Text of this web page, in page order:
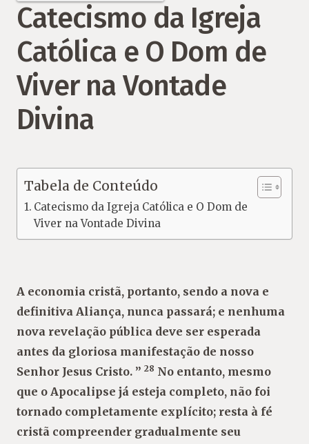
Catecismo da Igreja
Católica e O Dom de
Viver na Vontade
Divina
Tabela de Conteúdo
Catecismo da Igreja Católica e O Dom de
Viver na Vontade Divina
A economia cristã, portanto, sendo a nova e
definitiva Aliança, nunca passará; e nenhuma
nova revelação pública deve ser esperada
antes da gloriosa manifestação de nosso
Senhor Jesus Cristo. ” 28 No entanto, mesmo
que o Apocalipse já esteja completo, não foi
tornado completamente explícito; resta à fé
cristã compreender gradualmente seu